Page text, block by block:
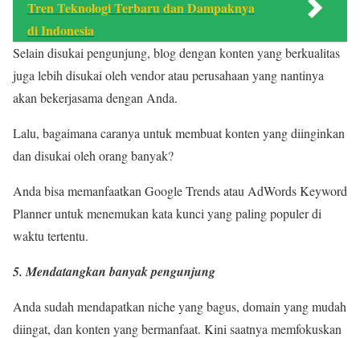
Tren Teknologi Terbaru dan Dampaknya
di Indonesia
Selain disukai pengunjung, blog dengan konten yang berkualitas
juga lebih disukai oleh vendor atau perusahaan yang nantinya
akan bekerjasama dengan Anda.
Lalu, bagaimana caranya untuk membuat konten yang diinginkan
dan disukai oleh orang banyak?
Anda bisa memanfaatkan Google Trends atau AdWords Keyword
Planner untuk menemukan kata kunci yang paling populer di
waktu tertentu.
5. Mendatangkan banyak pengunjung
Anda sudah mendapatkan niche yang bagus, domain yang mudah
diingat, dan konten yang bermanfaat. Kini saatnya memfokuskan